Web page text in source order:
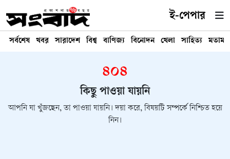
ই-পেপার
সর্বশেষ খবর সারাদেশ বিশ্ব বাণিজ্য বিনোদন খেলা সাহিত্য মতামত
৪০৪
কিছু পাওয়া যায়নি
আপনি যা খুঁজছেন, তা পাওয়া যায়নি। দয়া করে, বিষয়টি সম্পর্কে নিশ্চিত হয়ে
নিন।